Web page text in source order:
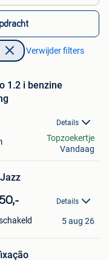
Verwijder filters
1.2 i benzine
Details
Topzoekertje
Vandaag
Details
5 aug 26